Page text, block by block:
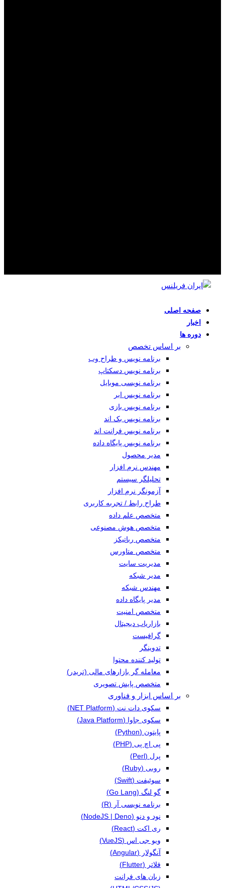
صفحه اصلی
اخبار
دوره ها
بر اساس تخصص
برنامه نویس و طراح وب
برنامه نویس دسکتاپ
برنامه نویسی موبایل
برنامه نویس ابر
برنامه نویس بازی
برنامه نویس بک اند
برنامه نویس فرانت اند
برنامه نویس پایگاه داده
مدیر محصول
مهندس نرم افزار
تحلیلگر سیستم
آزمونگر نرم افزار
طراح رابط / تجربه کاربری
متخصص علم داده
متخصص هوش مصنوعی
متخصص رباتیکز
متخصص متاورس
مدیریت سایت
مدیر شبکه
مهندس شبکه
مدیر پایگاه داده
متخصص امنیت
بازاریاب دیجیتال
گرافیست
تدوینگر
تولید کننده محتوا
معامله گر بازارهای مالی (تریدر)
متخصص پایش تصویری
بر اساس ابزار و فناوری
سکوی دات نت (NET Platform)
سکوی جاوا (Java Platform)
پایتون (Python)
پی اچ پی (PHP)
پرل (Perl)
روبی (Ruby)
سوئیفت (Swift)
گو لنگ (Go Lang)
برنامه نویسی آر (R)
نود و دنو (NodeJS | Deno)
ری اکت (React)
ویو جی اس (VueJS)
آنگولار (Angular)
فلاتر (Flutter)
زبان های فرانت